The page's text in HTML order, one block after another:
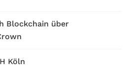
Blockchain über
Köln